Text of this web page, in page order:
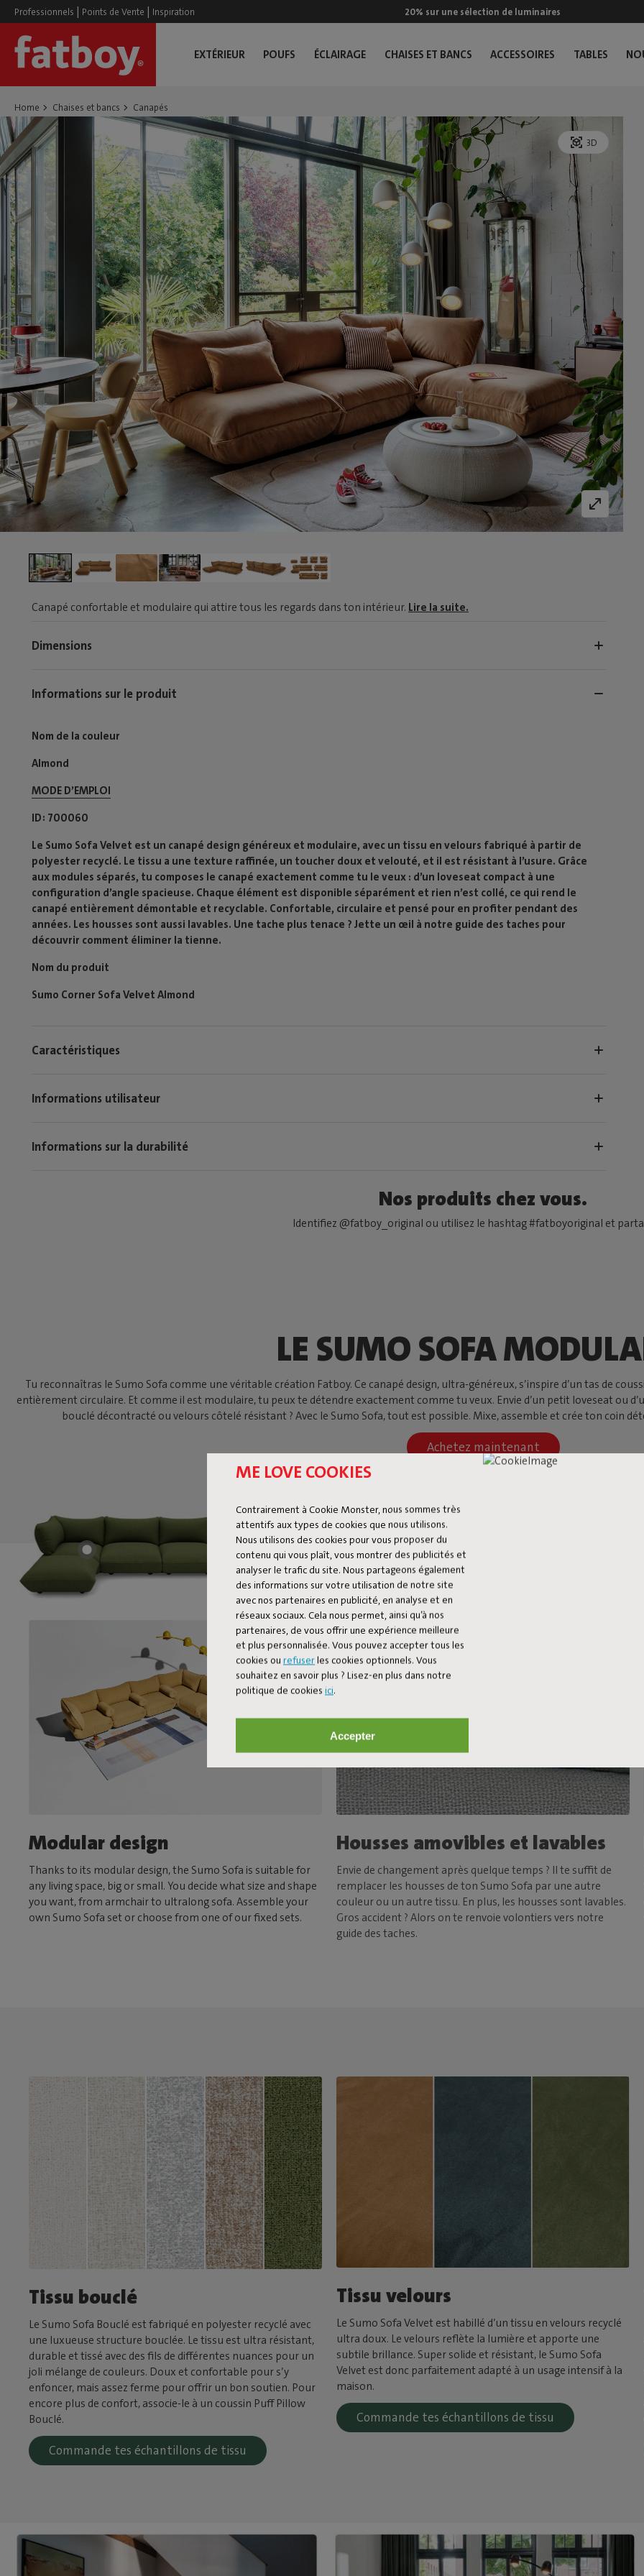
ME LOVE COOKIES
Contrairement à Cookie Monster, nous sommes très
attentifs aux types de cookies que nous utilisons.
Nous utilisons des cookies pour vous proposer du
contenu qui vous plaît, vous montrer des publicités et
analyser le trafic du site. Nous partageons également
des informations sur votre utilisation de notre site
avec nos partenaires en publicité, en analyse et en
réseaux sociaux. Cela nous permet, ainsi qu’à nos
partenaires, de vous offrir une expérience meilleure
et plus personnalisée. Vous pouvez accepter tous les
cookies ou refuserles cookies optionnels. Vous
souhaitez en savoir plus ? Lisez-en plus dans notre
politique de cookies ici.
Accepter
Professionnels | Points de Vente | Inspiration 20% sur une sélection de luminaires
EXTÉRIEUR POUFS ÉCLAIRAGE CHAISES ET BANCS ACCESSOIRES TABLES
Home Chaises et bancs Canapés
3D
Canapé confortable et modulaire qui attire tous les regards dans ton intérieur. Lire la suite.
Dimensions
Informations sur le produit
Nom de la couleur
Almond
MODE D’EMPLOI​
ID 700060
Le Sumo Sofa Velvet est un canapé design généreux et modulaire, avec un tissu en velours fabriqué à partir de
polyester recyclé. Le tissu a une texture raffinée, un toucher doux et velouté, et il est résistant à l’usure. Grâce
aux modules séparés, tu composes le canapé exactement comme tu le veux : d’un loveseat compact à une
configuration d’angle spacieuse. Chaque élément est disponible séparément et rien n’est collé, ce qui rend le
canapé entièrement démontable et recyclable. Confortable, circulaire et pensé pour en profiter pendant des
années. Les housses sont aussi lavables. Une tache plus tenace ? Jette un œil à notre guide des taches pour
découvrir comment éliminer la tienne.
Nom du produit
Sumo Corner Sofa Velvet Almond
Caractéristiques
Informations utilisateur
Informations sur la durabilité
Nos produits chez vous.
Identifiez @fatboy_original ou utilisez le hashtag #fatboyoriginal et
LE SUMO SOFA
Tu reconnaîtras le Sumo Sofa comme une véritable création Fatboy. Ce canapé design, ultra-généreux, s’inspire d’un tas de
entièrement circulaire. Et comme il est modulaire, tu peux te détendre exactement comme tu veux. Envie d’un petit loveseat ou
bouclé décontracté ou velours côtelé résistant ? Avec le Sumo Sofa, tout est possible. Mixe, assemble et crée ton coin
Achetez maintenant
Modular design
Thanks to its modular design, the Sumo Sofa is suitable for
any living space, big or small. You decide what size and shape
you want, from armchair to ultralong sofa. Assemble your
own Sumo Sofa set or choose from one of our fixed sets.
Housses amovibles et lavables
Envie de changement après quelque temps ? Il te suffit de
remplacer les housses de ton Sumo Sofa par une autre
couleur ou un autre tissu. En plus, les housses sont lavables.
Gros accident ? Alors on te renvoie volontiers vers notre
guide des taches.
Tissu bouclé
Le Sumo Sofa Bouclé est fabriqué en polyester recyclé avec
une luxueuse structure bouclée. Le tissu est ultra résistant,
durable et tissé avec des fils de différentes nuances pour un
joli mélange de couleurs. Doux et confortable pour s’y
enfoncer, mais assez ferme pour offrir un bon soutien. Pour
encore plus de confort, associe-le à un coussin Puff Pillow
Bouclé.
Commande tes échantillons de tissu
Tissu velours
Le Sumo Sofa Velvet est habillé d’un tissu en velours recyclé
ultra doux. Le velours reflète la lumière et apporte une
subtile brillance. Super solide et résistant, le Sumo Sofa
Velvet est donc parfaitement adapté à un usage intensif à la
maison.
Commande tes échantillons de tissu